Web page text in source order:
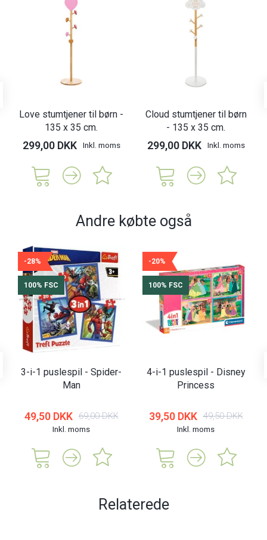
Love stumtjener til børn -
135 x 35 cm.
299,00 DKK Inkl. moms
Cloud stumtjener til børn
- 135 x 35 cm.
299,00 DKK Inkl. moms
Andre købte også
-28%
100% FSC
3-i-1 puslespil - Spider-
Man
49,50 DKK 69,00 DKK
Inkl. moms
-20%
100% FSC
4-i-1 puslespil - Disney
Princess
39,50 DKK 49,50 DKK
Inkl. moms
Relaterede